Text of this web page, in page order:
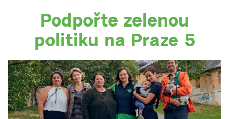
Podpořte zelenou
politiku na Praze 5